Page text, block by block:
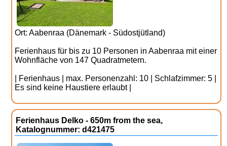
Ort: Aabenraa (Dänemark - Südostjütland)
Ferienhaus für bis zu 10 Personen in Aabenraa mit einer
Wohnfläche von 147 Quadratmetern.
| Ferienhaus | max. Personenzahl: 10 | Schlafzimmer: 5 |
Es sind keine Haustiere erlaubt |
Ferienhaus Delko - 650m from the sea,
Katalognummer: d421475